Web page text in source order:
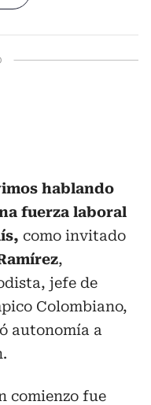
hablando
fuerza laboral
como invitado
,
jefe de
Colombiano,
autonomía a
comienzo fue